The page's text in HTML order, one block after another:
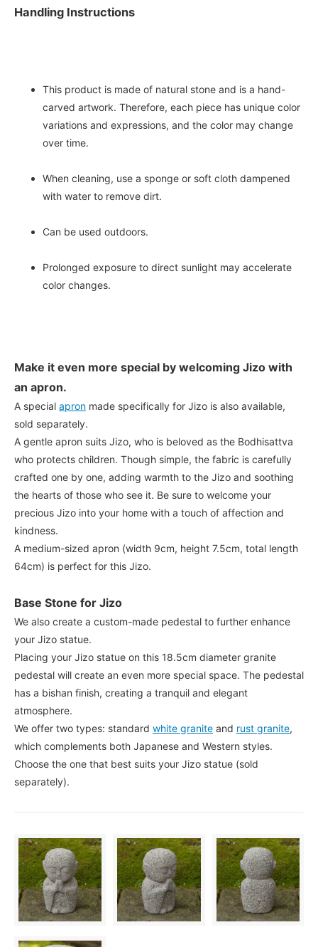
Handling Instructions
This product is made of natural stone and is a hand-
carved artwork. Therefore, each piece has unique color
variations and expressions, and the color may change
over time.
When cleaning, use a sponge or soft cloth dampened
with water to remove dirt.
Can be used outdoors.
Prolonged exposure to direct sunlight may accelerate
color changes.
Make it even more special by welcoming Jizo with
an apron.
A special apron made specifically for Jizo is also available,
sold separately.
A gentle apron suits Jizo, who is beloved as the Bodhisattva
who protects children. Though simple, the fabric is carefully
crafted one by one, adding warmth to the Jizo and soothing
the hearts of those who see it. Be sure to welcome your
precious Jizo into your home with a touch of affection and
kindness.
A medium-sized apron (width 9cm, height 7.5cm, total length
64cm) is perfect for this Jizo.
Base Stone for Jizo
We also create a custom-made pedestal to further enhance
your Jizo statue.
Placing your Jizo statue on this 18.5cm diameter granite
pedestal will create an even more special space. The pedestal
has a bishan finish, creating a tranquil and elegant
atmosphere.
We offer two types: standard white granite and rust granite,
which complements both Japanese and Western styles.
Choose the one that best suits your Jizo statue (sold
separately).